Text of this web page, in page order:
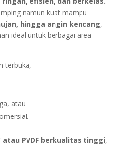
namun kuat mampu
hingga angin kencang,
ideal untuk berbagai area
terbuka,
atau
atau PVDF berkualitas tinggi,